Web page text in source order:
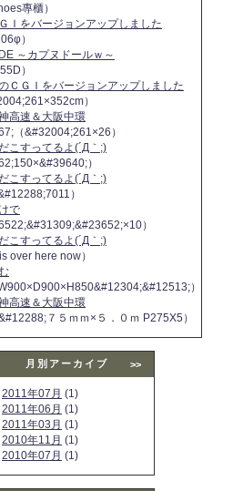
專櫃）
Ｉをバージョンアップしました
）
～カプヌドールｗ～
）
ＣＧＩをバージョンアップしました
）
高速＆大阪中環
（&#32004;261×26）
こすってるよ(´Д｀;)
）
こすってるよ(´Д｀;)
）
で
）
こすってるよ(´Д｀;)
over here now）
）
高速＆大阪中環
&#12288;７５ｍｍ×５．０ｍ P275X5）
月別アーカイブ >>
2011年07月 (1)
2011年06月 (1)
2011年03月 (1)
2010年11月 (1)
2010年07月 (1)